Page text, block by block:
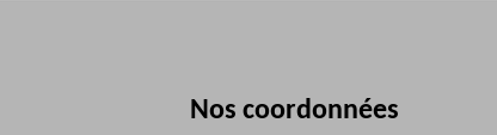
Nos coordonnées